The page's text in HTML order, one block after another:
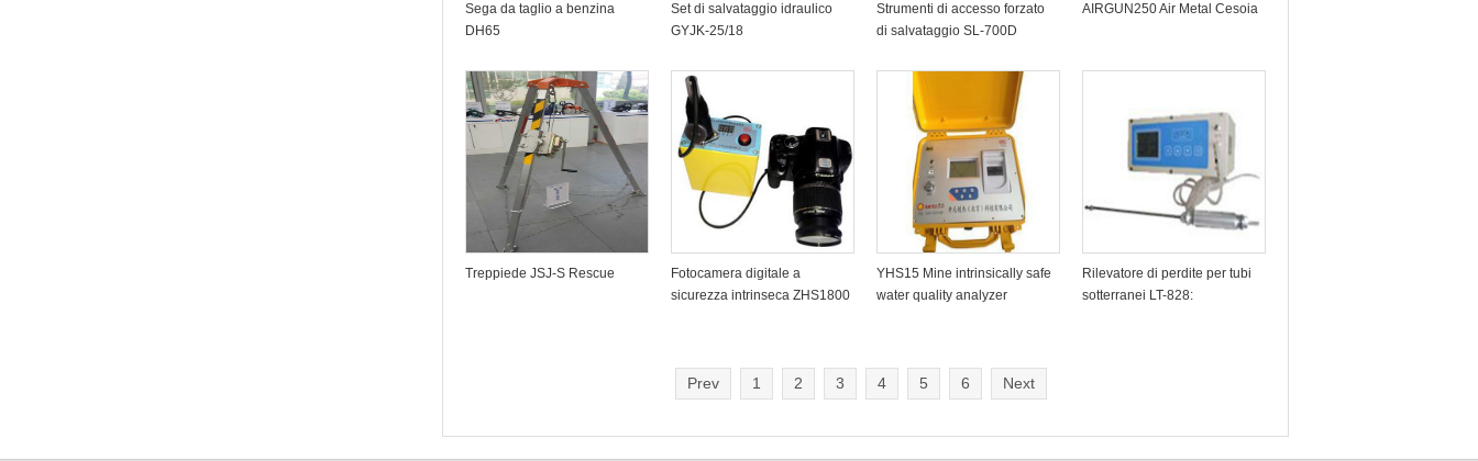
Sega da taglio a benzina
DH65
Set di salvataggio idraulico
GYJK-25/18
Strumenti di accesso forzato
di salvataggio SL-700D
AIRGUN250 Air Metal Cesoia
Treppiede JSJ-S Rescue
Fotocamera digitale a
sicurezza intrinseca ZHS1800
YHS15 Mine intrinsically safe
water quality analyzer
Rilevatore di perdite per tubi
sotterranei LT-828:
Prev 1 2 3 4 5 6 Next